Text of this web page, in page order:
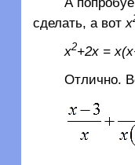
сделать, а вот х
х2+2х =
Отлично.